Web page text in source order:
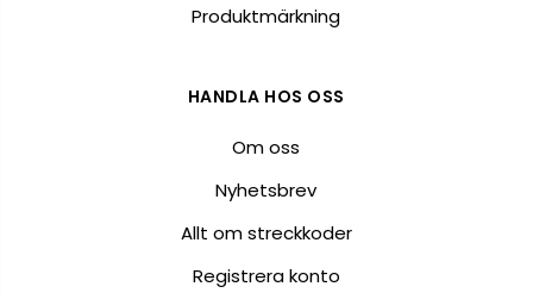
Produktmärkning
HANDLA HOS OSS
Om oss
Nyhetsbrev
Allt om streckkoder
Registrera konto